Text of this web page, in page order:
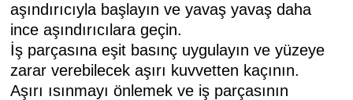
aşındırıcıyla başlayın ve yavaş yavaş daha
ince aşındırıcılara geçin.
İş parçasına eşit basınç uygulayın ve yüzeye
zarar verebilecek aşırı kuvvetten kaçının.
Aşırı ısınmayı önlemek ve iş parçasının